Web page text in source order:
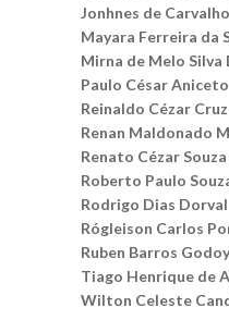
Jonhnes de
Mayara Ferreira da
Mirna de Melo Silva
Paulo César Aniceto
Reinaldo Cézar
Renan Maldonado
Renato Cézar
Roberto Paulo
Rodrigo Dias Dorval
Rógleison Carlos
Ruben Barros Godoy
Tiago Henrique de
Wilton Celeste